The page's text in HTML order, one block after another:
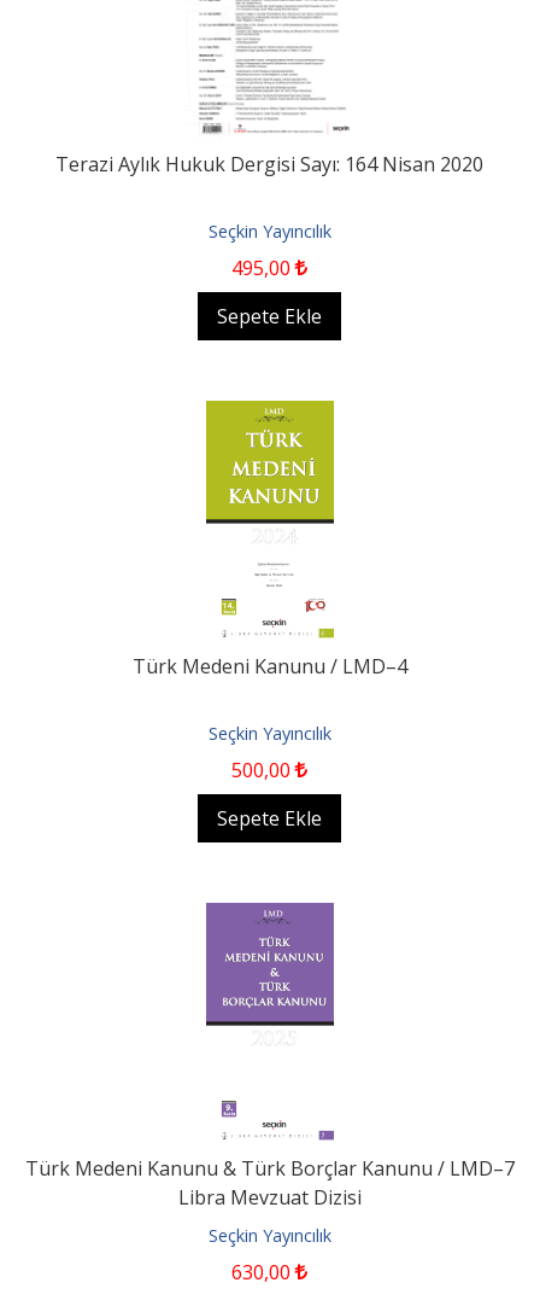
Terazi Aylık Hukuk Dergisi Sayı: 164 Nisan 2020
Seçkin Yayıncılık
495,00
Sepete Ekle
Türk Medeni Kanunu / LMD–4
Seçkin Yayıncılık
500,00
Sepete Ekle
Türk Medeni Kanunu & Türk Borçlar Kanunu / LMD–7
Libra Mevzuat Dizisi
Seçkin Yayıncılık
630,00